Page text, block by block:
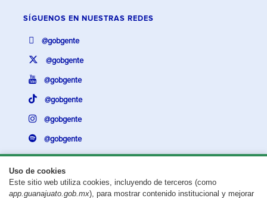
Uso de cookies
Este sitio web utiliza cookies, incluyendo de terceros (como
app.guanajuato.gob.mx), para mostrar contenido institucional y mejorar
SÍGUENOS EN NUESTRAS REDES
@gobgente
@gobgente
@gobgente
@gobgente
@gobgente
@gobgente
¿Existe algún problema con esta página?Repórtalo aquí.